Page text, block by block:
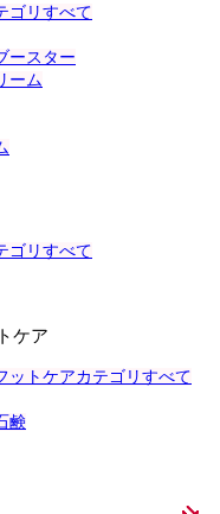
ゴリすべて
ースター
ーム
ゴリすべて
ケア
ットケアカテゴリすべて
鹸